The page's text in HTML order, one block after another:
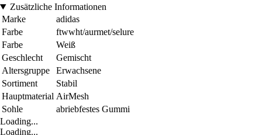
Zusätzliche Informationen
Marke
adidas
Farbe
ftwwht/aurmet/selure
Farbe
Weiß
Geschlecht
Gemischt
Altersgruppe
Erwachsene
Sortiment
Stabil
Hauptmaterial AirMesh
Sohle
abriebfestes Gummi
Loading...
Loading...